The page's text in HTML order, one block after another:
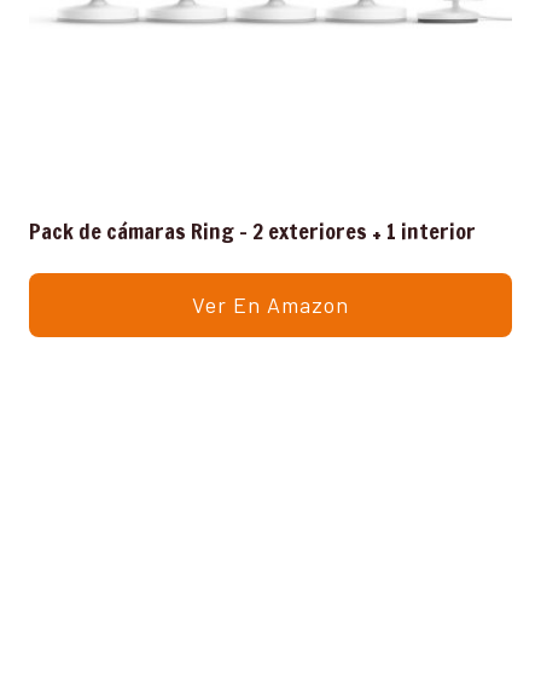
Pack de cámaras Ring – 2 exteriores + 1 interior
Ver En Amazon